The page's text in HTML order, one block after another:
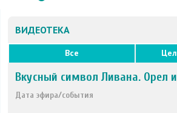
ВИДЕОТЕКА
Все
Вкусный символ Ливана. Орел
Дата эфира/события